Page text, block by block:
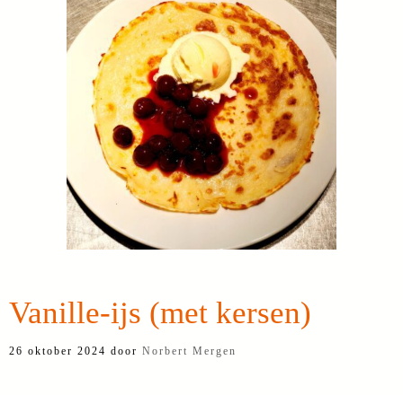
Vanille-ijs (met kersen)
26 oktober 2024 door Norbert Mergen